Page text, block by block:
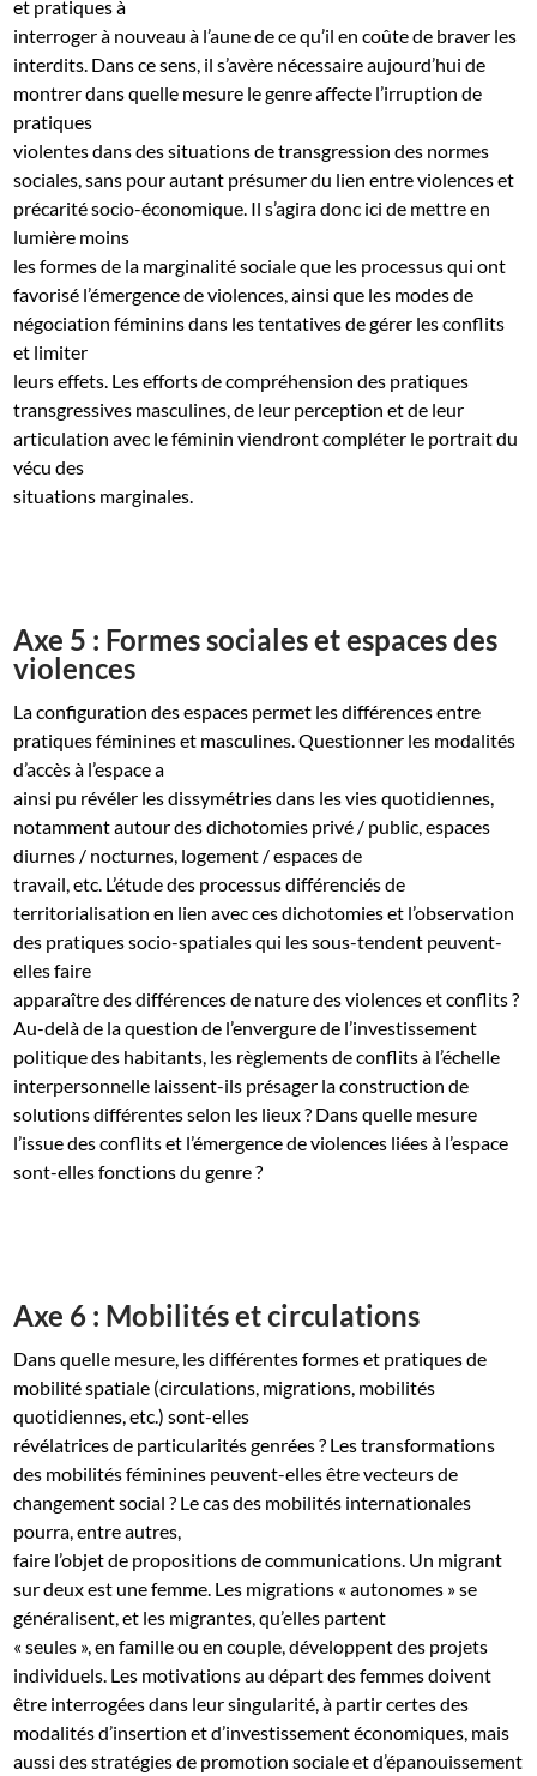
et pratiques à
interroger à nouveau à l’aune de ce qu’il en coûte de braver les
interdits. Dans ce sens, il s’avère nécessaire aujourd’hui de
montrer dans quelle mesure le genre affecte l’irruption de
pratiques
violentes dans des situations de transgression des normes
sociales, sans pour autant présumer du lien entre violences et
précarité socio-économique. Il s’agira donc ici de mettre en
lumière moins
les formes de la marginalité sociale que les processus qui ont
favorisé l’émergence de violences, ainsi que les modes de
négociation féminins dans les tentatives de gérer les conflits
et limiter
leurs effets. Les efforts de compréhension des pratiques
transgressives masculines, de leur perception et de leur
articulation avec le féminin viendront compléter le portrait du
vécu des
situations marginales.
Axe 5 : Formes sociales et espaces des
violences
La configuration des espaces permet les différences entre
pratiques féminines et masculines. Questionner les modalités
d’accès à l’espace a
ainsi pu révéler les dissymétries dans les vies quotidiennes,
notamment autour des dichotomies privé / public, espaces
diurnes / nocturnes, logement / espaces de
travail, etc. L’étude des processus différenciés de
territorialisation en lien avec ces dichotomies et l’observation
des pratiques socio-spatiales qui les sous-tendent peuvent-
elles faire
apparaître des différences de nature des violences et conflits ?
Au-delà de la question de l’envergure de l’investissement
politique des habitants, les règlements de conflits à l’échelle
interpersonnelle laissent-ils présager la construction de
solutions différentes selon les lieux ? Dans quelle mesure
l’issue des conflits et l’émergence de violences liées à l’espace
sont-elles fonctions du genre ?
Axe 6 : Mobilités et circulations
Dans quelle mesure, les différentes formes et pratiques de
mobilité spatiale (circulations, migrations, mobilités
quotidiennes, etc.) sont-elles
révélatrices de particularités genrées ? Les transformations
des mobilités féminines peuvent-elles être vecteurs de
changement social ? Le cas des mobilités internationales
pourra, entre autres,
faire l’objet de propositions de communications. Un migrant
sur deux est une femme. Les migrations « autonomes » se
généralisent, et les migrantes, qu’elles partent
« seules », en famille ou en couple, développent des projets
individuels. Les motivations au départ des femmes doivent
être interrogées dans leur singularité, à partir certes des
modalités d’insertion et d’investissement économiques, mais
aussi des stratégies de promotion sociale et d’épanouissement